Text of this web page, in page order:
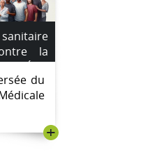
sanitaire
la
d’État
du
+